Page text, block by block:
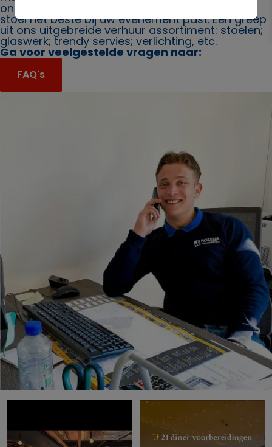
ons. Ook bieden wij u graag advies over welke
stoel het beste bij uw evenement past. Een greep
uit ons uitgebreide verhuur assortiment: stoelen;
glaswerk; trendy servies; verlichting, etc.
Ga voor veelgestelde vragen naar:
FAQ's